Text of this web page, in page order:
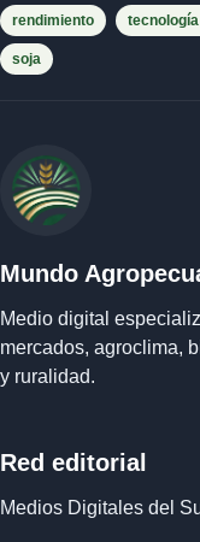
rendimiento
soja
Mundo
Medio digital
mercados, agroclima,
y ruralidad.
Red editorial
Medios Digitales del